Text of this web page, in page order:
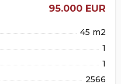
95.000 EUR
45 m2
1
1
2566